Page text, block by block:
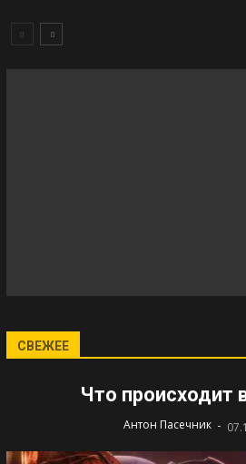
СВЕЖЕЕ
Что происходит
Антон Пасечник -